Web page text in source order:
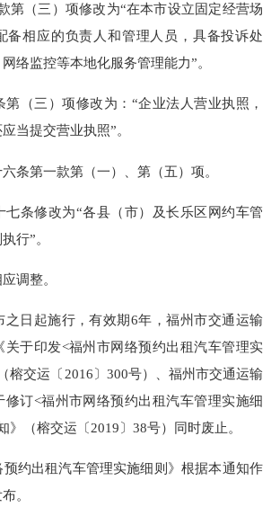
第（三）项修改为“在本市设立固定经营场
备相应的负责人和管理人员，具备投诉处
络监控等本地化服务管理能力”。
三）项修改为：“企业法人营业执照，
当提交营业执照”。
第一款第（一）、第（五）项。
条修改为“各县（市）及长乐区网约车管
行”。
调整。
日起施行，有效期6年，福州市交通运输
关于印发<福州市网络预约出租汽车管理实
榕交运〔2016〕300号）、福州市交通运输
修订<福州市网络预约出租汽车管理实施细
》（榕交运〔2019〕38号）同时废止。
出租汽车管理实施细则》根据本通知作
。